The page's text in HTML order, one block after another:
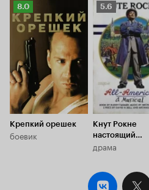
Рейтинг
Кинопоиска
8.0
8.0
Крепкий орешек
боевик
Рейтинг
Кинопоиска
5.6
5.6
Кнут Рокне
настоящий
американец
драма